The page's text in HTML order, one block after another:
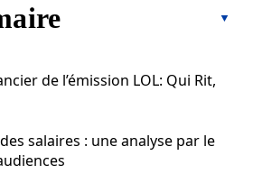
de l’émission LOL: Qui Rit,
salaires : une analyse par le